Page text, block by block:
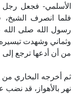
الأسلمي- فجعل رجل
فلما انصرف
رسول الله صلى
وثماني وشهدت
من أن أدعها ترجع
ثم أخرجه البخاري
نهر بالأهواز، قد